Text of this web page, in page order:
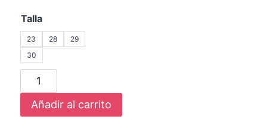
Talla
23 28
29
30
Añadir al carrito